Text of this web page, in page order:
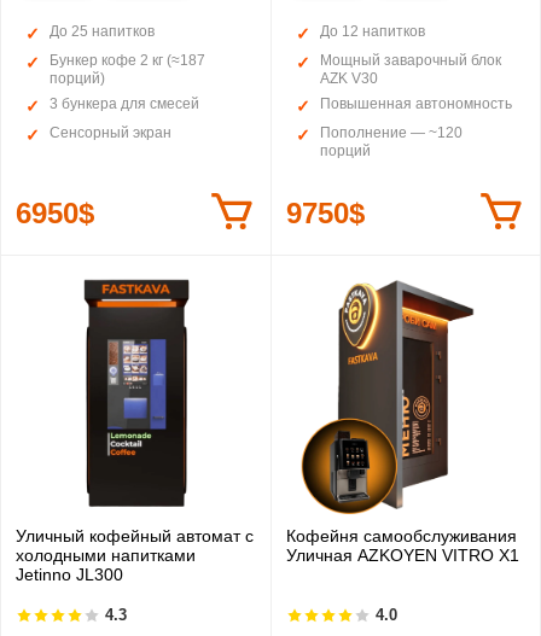
До 25 напитков
Бункер кофе 2 кг (≈187
порций)
3 бункера для смесей
Сенсорный экран
6950$
До 12 напитков
Мощный заварочный блок
AZK V30
Повышенная автономность
Пополнение — ~120
порций
9750$
Уличный кофейный автомат с
холодными напитками
Jetinno JL300
4.3
Кофейня самообслуживания
Уличная AZKOYEN VITRO X1
4.0